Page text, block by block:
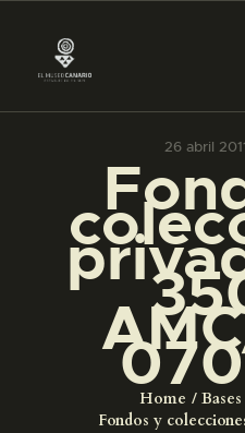
26 abril
Home
Fondos y
PREPARAR
█
EL MUSEO